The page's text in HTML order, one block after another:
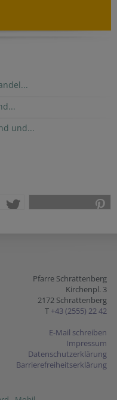
und...
Pfarre Schrattenberg
Kirchenpl. 3
2172 Schrattenberg
T +43 (2555) 22 42
E-Mail schreiben
Impressum
Datenschutzerklärung
Barrierefreiheitserklärung